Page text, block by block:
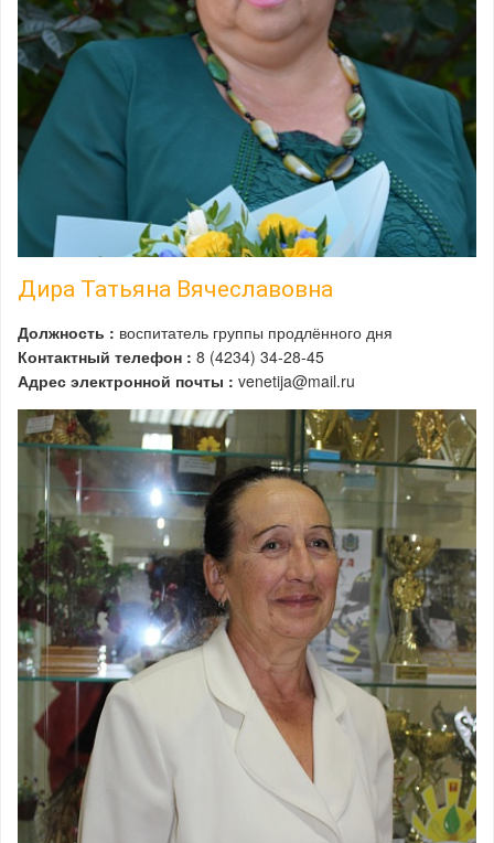
Дира Татьяна Вячеславовна
Должность : воспитатель группы продлённого дня
Контактный телефон : 8 (4234) 34-28-45
Адрес электронной почты : venetija@mail.ru